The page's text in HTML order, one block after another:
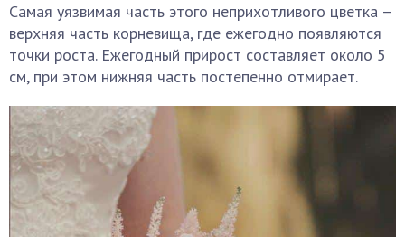
Самая уязвимая часть этого неприхотливого цветка –
верхняя часть корневища, где ежегодно появляются
точки роста. Ежегодный прирост составляет около 5
см, при этом нижняя часть постепенно отмирает.